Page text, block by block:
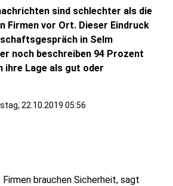
sind schlechter als die
Firmen vor Ort. Dieser Eindruck
in Selm
noch beschreiben 94 Prozent
ihre Lage als gut oder
22.10.2019 05:56
brauchen Sicherheit, sagt